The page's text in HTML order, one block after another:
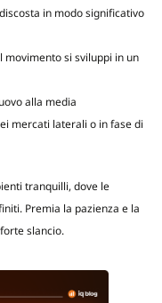
in modo significativo
movimento si sviluppi in un
alla media
mercati laterali o in fase di
tranquilli, dove le
Premia la pazienza e la
slancio.